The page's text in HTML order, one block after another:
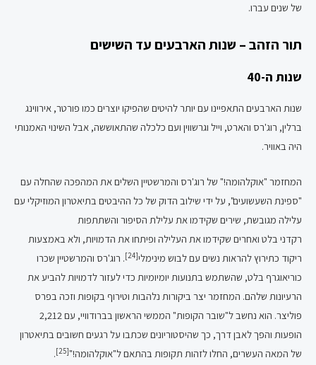
של שנים עברו.
תור הזהב – שנות הארבעים עד השישים
שנות ה-40
שנות הארבעים התאפיינו עם יותר להיטים שהפיקו יוצרים כמו פורטר, אירווינג
ברלין, רוג'רס והארט, וייל וגרשווין ועם כלכלה שהתאוששה, אבל השינוי האמנותי
היה באוויר.
המחזמר "אוקלהומה!" של רוג'רס והמרשטיין השלים את המהפכה שהחלה עם
"ספינת השעשועים", על ידי שילוב הדוק של כל ההיבטים בתיאטרון המוזיקלי עם
עלילה מגובשת, שירים שקידמו את עלילת הסיפור והשתתפות
רקדני בלט ואחרים שקידמו את העלילה ופיתחו את הדמויות, ולא באמצעות
ריקוד כתירוץ להראות נשים עם לבוש מינימלי[24]
. רוג'רס והמרשטיין שכרו
כוריאוגרף בלט, שהשתמש בתנועות יומיומיות כדי לעזור לדמויות להביע את
הרעיונות שלהם. המחזמר יצר ביקורות נלהבות וטירוף בקופות וזכה בפרס
פוליצר. הוא נחשב ל"שובר הקופות" הממשי הראשון בברודוויי, עם 2,212
הופעות והפך לאבן דרך, כך שהיסטוריונים שכתבו על רגעים חשובים בתיאטרון
של המאה העשרים, החלו לזהות תקופות בהתאם ל"אוקלהומה!"[25]
.